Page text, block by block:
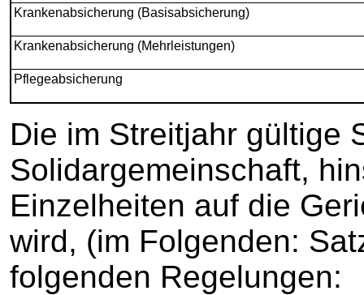
Krankenabsicherung (Basisabsicherung)
Krankenabsicherung (Mehrleistungen)
Pflegeabsicherung
Die im Streitjahr gültige
Solidargemeinschaft,
Einzelheiten auf die
wird, (im Folgenden:
folgenden Regelungen: